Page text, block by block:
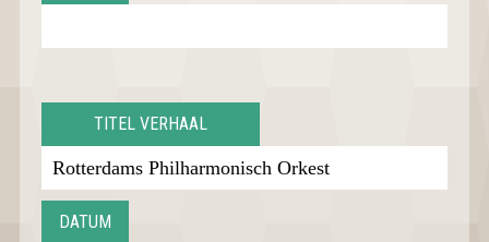
TITEL VERHAAL
DATUM